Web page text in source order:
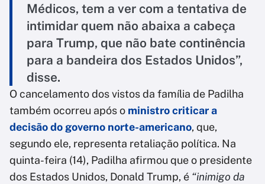
Médicos, tem a ver com a tentativa de
intimidar quem não abaixa a cabeça
para Trump, que não bate continência
para a bandeira dos Estados Unidos”,
disse.
O cancelamento dos vistos da família de Padilha
também ocorreu após o ministro criticar a
decisão do governo norte-americano, que,
segundo ele, representa retaliação política. Na
quinta-feira (14), Padilha afirmou que o presidente
dos Estados Unidos, Donald Trump, é “inimigo da